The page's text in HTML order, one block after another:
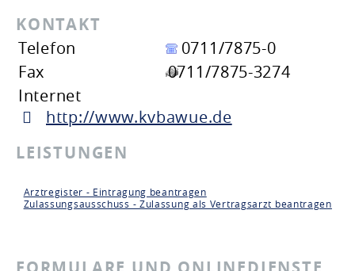
KONTAKT
Telefon
0711/7875-0
Fax
0711/7875-3274
Internet
http://www.kvbawue.de
LEISTUNGEN
Arztregister - Eintragung beantragen
Zulassungsausschuss - Zulassung als Vertragsarzt beantragen